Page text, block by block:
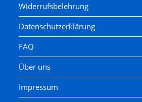
Widerrufsbelehrung
Datenschutzerklärung
FAQ
Über uns
Impressum